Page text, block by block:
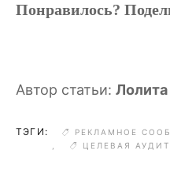
Понравилось?
Автор статьи:
ТЭГИ: РЕКЛАМНОЕ
ЦЕЛЕВАЯ